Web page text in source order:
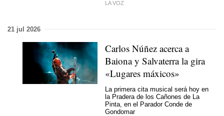
LA VOZ
21 jul 2026
Carlos Núñez acerca a
Baiona y Salvaterra la gira
«Lugares máxicos»
La primera cita musical será hoy en
la Pradera de los Cañones de La
Pinta, en el Parador Conde de
Gondomar